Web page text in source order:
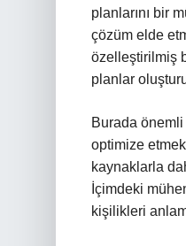
planlarını bir
çözüm elde
özelleştirilmiş
planlar
Burada
optimize
kaynaklarla
İçimdeki
kişilikleri